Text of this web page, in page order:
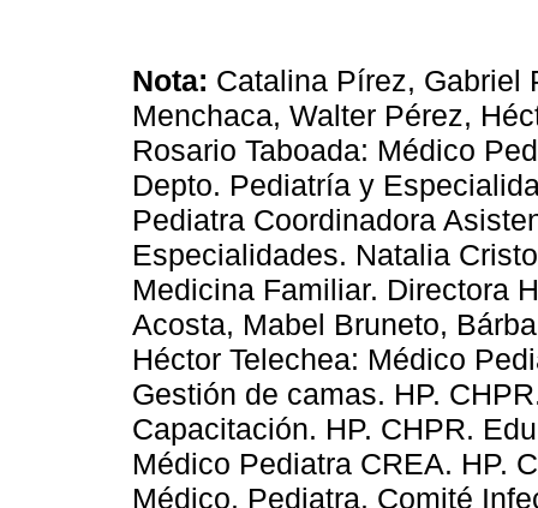
Nota: Catalina Pírez, Gabriel
Menchaca, Walter Pérez,
Rosario Taboada: Médico
Depto. Pediatría y
Pediatra Coordinadora
Especialidades. Natalia
Medicina Familiar. Directora
Acosta, Mabel Bruneto,
Héctor Telechea: Médico
Gestión de camas. HP.
Capacitación. HP. CHPR.
Médico Pediatra CREA. HP.
Médico. Pediatra. Comité